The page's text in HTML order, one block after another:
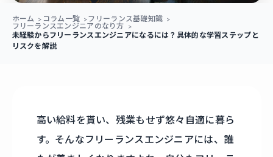
ホーム コラム一覧
フリーランス基礎知識
フリーランスエンジニアのなり方
未経験からフリーランスエンジニアになるには？具体的な学習ステップと
リスクを解説
高い給料を貰い、残業もせず悠々自適に暮ら
す。そんなフリーランスエンジニアには、誰